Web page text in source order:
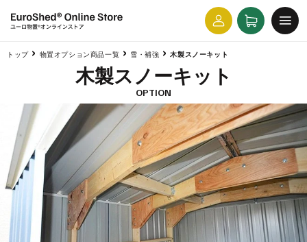
ンツに
進む
グ
イ
ー
ト
トップ 物置オプション商品一覧 雪・補強 木製スノーキット
木製スノーキット
OPTION